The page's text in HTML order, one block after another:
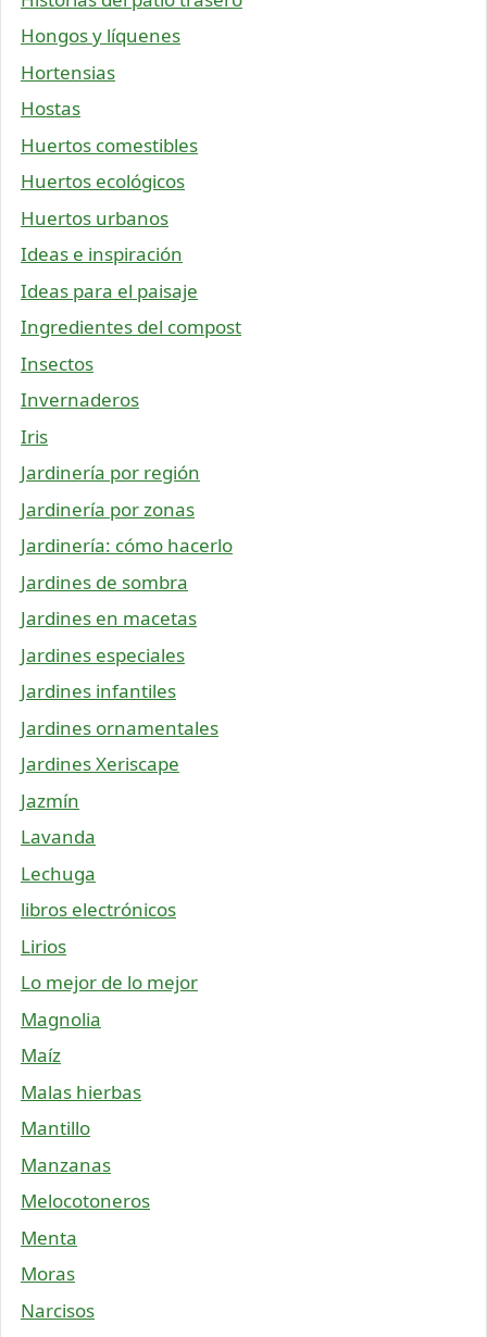
Hongos y líquenes
Hortensias
Hostas
Huertos comestibles
Huertos ecológicos
Huertos urbanos
Ideas e inspiración
Ideas para el paisaje
Ingredientes del compost
Insectos
Invernaderos
Iris
Jardinería por región
Jardinería por zonas
Jardinería: cómo hacerlo
Jardines de sombra
Jardines en macetas
Jardines especiales
Jardines infantiles
Jardines ornamentales
Jardines Xeriscape
Jazmín
Lavanda
Lechuga
libros electrónicos
Lirios
Lo mejor de lo mejor
Magnolia
Maíz
Malas hierbas
Mantillo
Manzanas
Melocotoneros
Menta
Moras
Narcisos